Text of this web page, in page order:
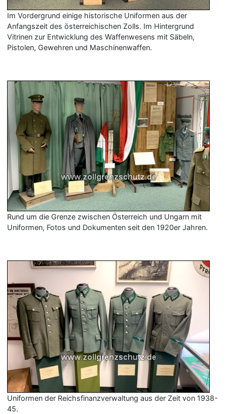
Im Vordergrund einige historische Uniformen aus der
Anfangszeit des österreichischen Zolls. Im Hintergrund
Vitrinen zur Entwicklung des Waffenwesens mit Säbeln,
Pistolen, Gewehren und Maschinenwaffen.
Rund um die Grenze zwischen Österreich und Ungarn mit
Uniformen, Fotos und Dokumenten seit den 1920er Jahren.
Uniformen der Reichsfinanzverwaltung aus der Zeit von 1938-
45.